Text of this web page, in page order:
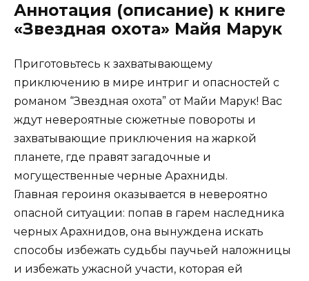
Аннотация (описание) к книге
«Звездная охота» Майя Марук
Приготовьтесь к захватывающему
приключению в мире интриг и опасностей с
романом “Звездная охота” от Майи Марук! Вас
ждут невероятные сюжетные повороты и
захватывающие приключения на жаркой
планете, где правят загадочные и
могущественные черные Арахниды.
Главная героиня оказывается в невероятно
опасной ситуации: попав в гарем наследника
черных Арахнидов, она вынуждена искать
способы избежать судьбы паучьей наложницы
и избежать ужасной участи, которая ей